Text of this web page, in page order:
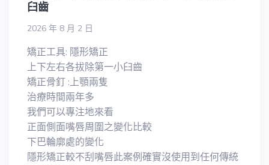
臼齒
2026 年 8 月 2 日
矯正工具: 隱形矯正
上下左右各拔除第一小臼齒
矯正骨釘 :上顎兩隻
治療時間兩年多
我們可以專注地來看
正面側面嘴唇周圍之變化比較
下巴輪廓處的變化
隱形矯正較不刮嘴唇此案例確實沒使用到任何傳統